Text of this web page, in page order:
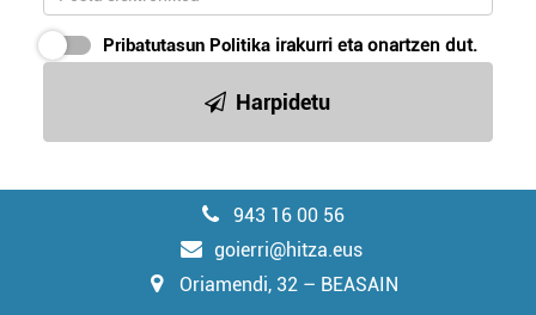
Pribatutasun Politika irakurri eta onartzen dut.
Harpidetu
943 16 00 56
goierri@hitza.eus
Oriamendi, 32 – BEASAIN